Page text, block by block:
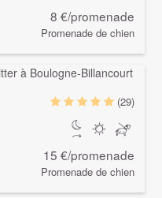
8 €/promenade
Promenade de chien
(29)
15 €/promenade
Promenade de chien